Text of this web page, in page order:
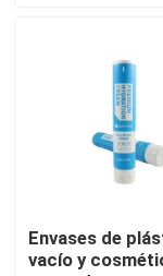
Solicitar una
Tubo cosmético
tubo
Envases de
vacío y